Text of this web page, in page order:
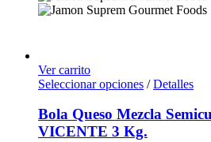
Ver carrito
Seleccionar opciones / Detalles
Bola Queso Mezcla
VICENTE 3 Kg.